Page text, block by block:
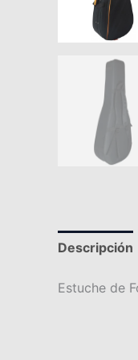
Descripción
Estuche de